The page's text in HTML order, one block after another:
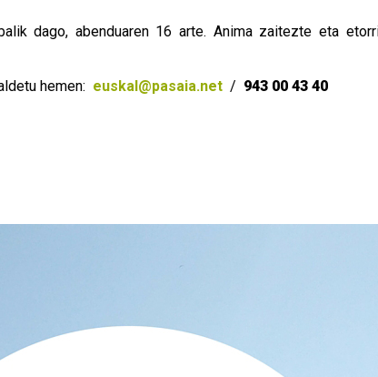
dago, abenduaren 16 arte. Anima zaitezte eta
hemen: euskal@pasaia.net / 943 00 43 40